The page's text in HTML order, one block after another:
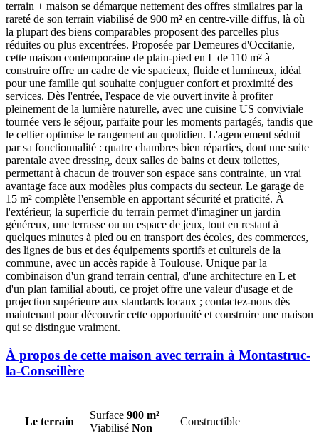
terrain + maison se démarque nettement des offres similaires par la
rareté de son terrain viabilisé de 900 m² en centre-ville diffus, là où
la plupart des biens comparables proposent des parcelles plus
réduites ou plus excentrées. Proposée par Demeures d'Occitanie,
cette maison contemporaine de plain-pied en L de 110 m² à
construire offre un cadre de vie spacieux, fluide et lumineux, idéal
pour une famille qui souhaite conjuguer confort et proximité des
services. Dès l'entrée, l'espace de vie ouvert invite à profiter
pleinement de la lumière naturelle, avec une cuisine US conviviale
tournée vers le séjour, parfaite pour les moments partagés, tandis que
le cellier optimise le rangement au quotidien. L'agencement séduit
par sa fonctionnalité : quatre chambres bien réparties, dont une suite
parentale avec dressing, deux salles de bains et deux toilettes,
permettant à chacun de trouver son espace sans contrainte, un vrai
avantage face aux modèles plus compacts du secteur. Le garage de
15 m² complète l'ensemble en apportant sécurité et praticité. À
l'extérieur, la superficie du terrain permet d'imaginer un jardin
généreux, une terrasse ou un espace de jeux, tout en restant à
quelques minutes à pied ou en transport des écoles, des commerces,
des lignes de bus et des équipements sportifs et culturels de la
commune, avec un accès rapide à Toulouse. Unique par la
combinaison d'un grand terrain central, d'une architecture en L et
d'un plan familial abouti, ce projet offre une valeur d'usage et de
projection supérieure aux standards locaux ; contactez-nous dès
maintenant pour découvrir cette opportunité et construire une maison
qui se distingue vraiment.
À propos de cette maison avec terrain à Montastruc-
la-Conseillère
Le terrain
Surface 900 m²
Viabilisé Non
Constructible